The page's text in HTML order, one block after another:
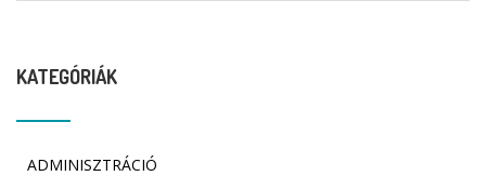
KATEGÓRIÁK
ADMINISZTRÁCIÓ